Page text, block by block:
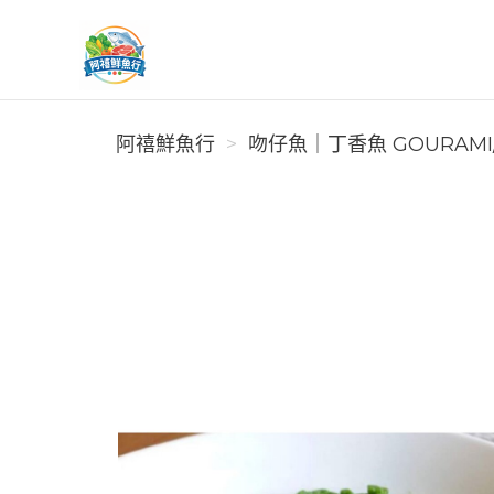
阿禧鮮魚行
阿禧鮮魚行
吻仔魚｜丁香魚